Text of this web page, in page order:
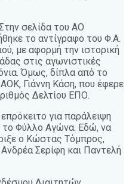
σελίδα του ΑΟ
το αντίγραφο του Φ.Α.
με αφορμή την ιστορική
στις αγωνιστικές
Όμως, δίπλα από το
Γιάννη Κάση, που έφερε
Δελτίου ΕΠΟ.
για παράλειψη
το Φύλλο Αγώνα. Εδώ, να
ο Κώστας Τόμπρος,
Σερίφη και Παντελή